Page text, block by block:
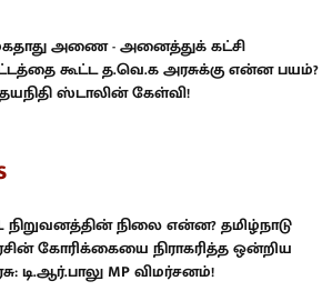
அணை - அனைத்துக் கட்சி
கூட்ட த.வெ.க அரசுக்கு என்ன பயம்?
ஸ்டாலின் கேள்வி!
நிறுவனத்தின் நிலை என்ன? தமிழ்நாடு
கோரிக்கையை நிராகரித்த ஒன்றிய
டி.ஆர்.பாலு MP விமர்சனம்!